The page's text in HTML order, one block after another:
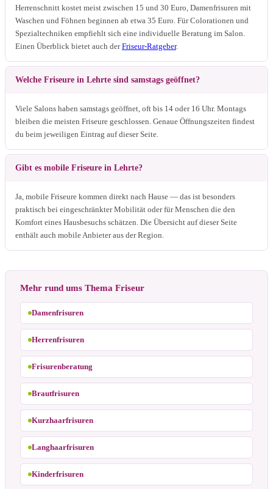
Herrenschnitt kostet meist zwischen 15 und 30 Euro, Damenfrisuren mit
Waschen und Föhnen beginnen ab etwa 35 Euro. Für Colorationen und
Spezialtechniken empfiehlt sich eine individuelle Beratung im Salon.
Einen Überblick bietet auch derFriseur-Ratgeber.
Welche Friseure in Lehrte sind samstags geöffnet?
Viele Salons haben samstags geöffnet, oft bis 14 oder 16 Uhr. Montags
bleiben die meisten Friseure geschlossen. Genaue Öffnungszeiten findest
du beim jeweiligen Eintrag auf dieser Seite.
Gibt es mobile Friseure in Lehrte?
Ja, mobile Friseure kommen direkt nach Hause — das ist besonders
praktisch bei eingeschränkter Mobilität oder für Menschen die den
Komfort eines Hausbesuchs schätzen. Die Übersicht auf dieser Seite
enthält auch mobile Anbieter aus der Region.
Mehr rund ums Thema Friseur
Damenfrisuren
Herrenfrisuren
Frisurenberatung
Brautfrisuren
Kurzhaarfrisuren
Langhaarfrisuren
Kinderfrisuren